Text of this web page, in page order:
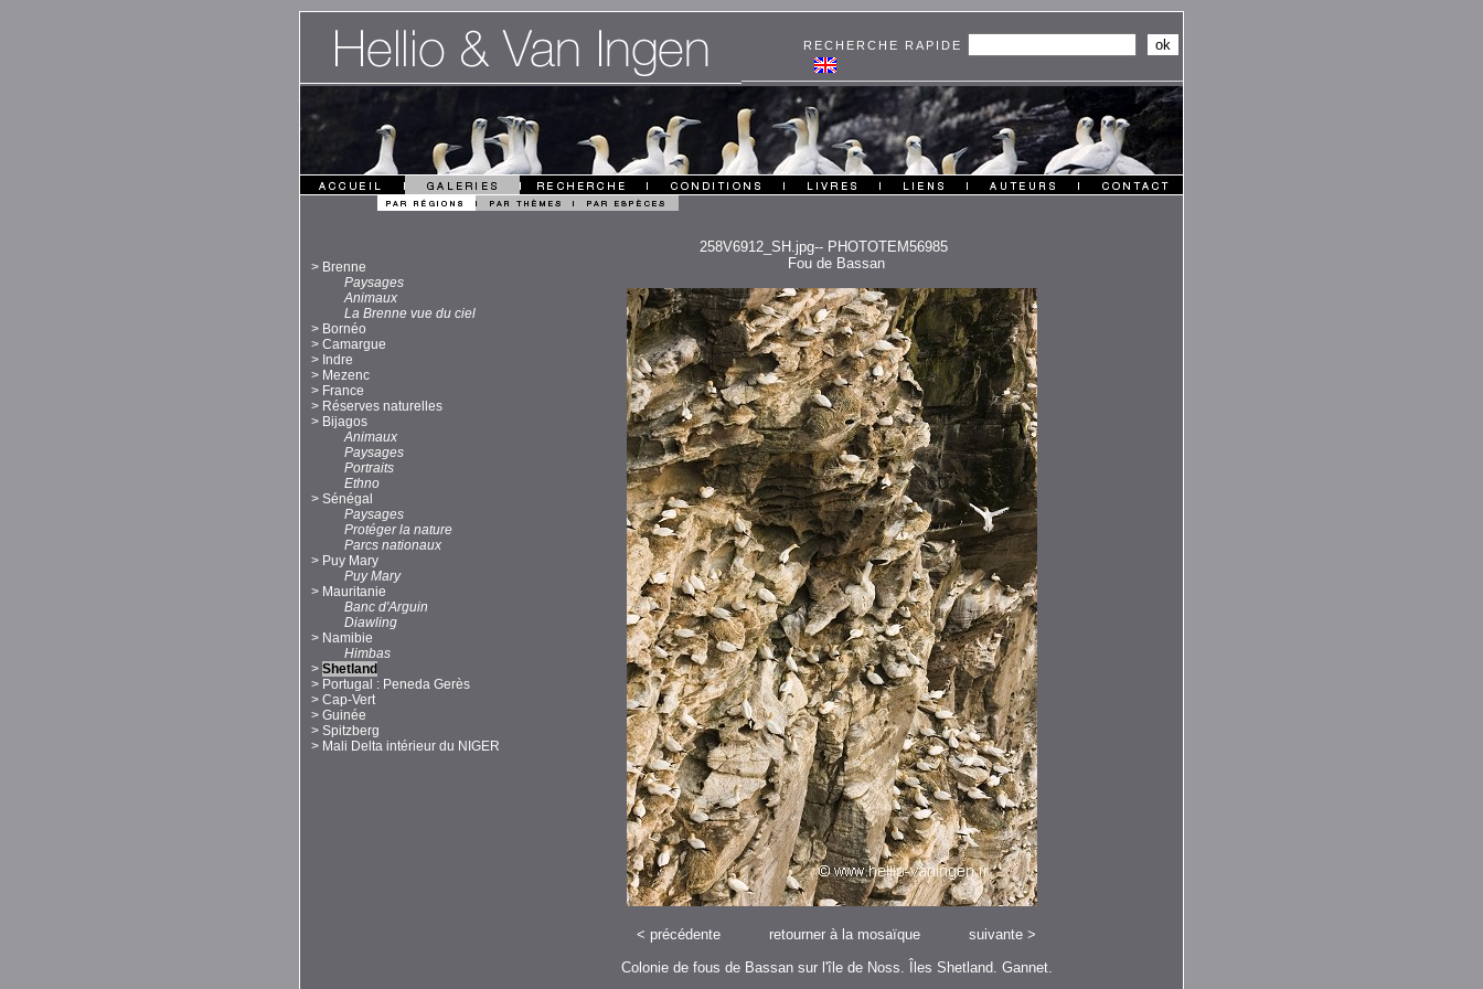
RECHERCHE RAPIDE
258V6912_SH.jpg-- PHOTOTEM56985
> Brenne
Paysages
Animaux
La Brenne vue du ciel
> Bornéo
> Camargue
> Indre
> Mezenc
> France
> Réserves naturelles
> Bijagos
Animaux
Paysages
Portraits
Ethno
> Sénégal
Paysages
Protéger la nature
Parcs nationaux
> Puy Mary
Puy Mary
> Mauritanie
Banc d'Arguin
Diawling
> Namibie
Himbas
> Shetland
> Portugal : Peneda Gerès
> Cap-Vert
> Guinée
> Spitzberg
> Mali Delta intérieur du NIGER
Fou de Bassan
< précédente retourner à la mosaïque suivante >
Colonie de fous de Bassan sur l'île de Noss. Îles Shetland. Gannet.